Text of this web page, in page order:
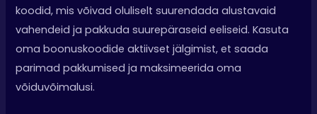
koodid, mis võivad oluliselt suurendada alustavaid
vahendeid ja pakkuda suurepäraseid eeliseid. Kasuta
oma boonuskoodide aktiivset jälgimist, et saada
parimad pakkumised ja maksimeerida oma
võiduvõimalusi.